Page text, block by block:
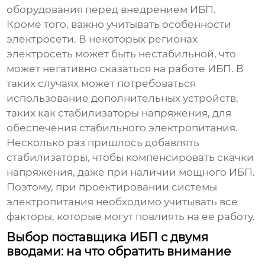
оборудования перед внедрением ИБП.
Кроме того, важно учитывать особенности
электросети. В некоторых регионах
электросеть может быть нестабильной, что
может негативно сказаться на работе ИБП. В
таких случаях может потребоваться
использование дополнительных устройств,
таких как стабилизаторы напряжения, для
обеспечения стабильного электропитания.
Несколько раз пришлось добавлять
стабилизаторы, чтобы компенсировать скачки
напряжения, даже при наличии мощного ИБП.
Поэтому, при проектировании системы
электропитания необходимо учитывать все
факторы, которые могут повлиять на ее работу.
Выбор поставщика ИБП с двумя
вводами: на что обратить внимание